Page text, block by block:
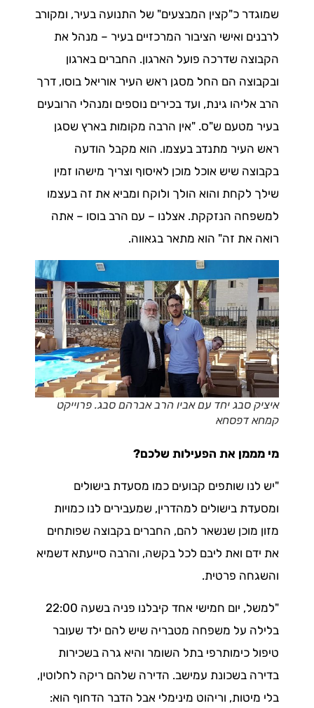
שמוגדר כ"קצין המבצעים" של התנועה בעיר, ומקורב
לרבנים ואישי הציבור המרכזיים בעיר – מנהל את
הקבוצה שדרכה פועל הארגון. החברים בארגון
ובקבוצה הם החל מסגן ראש העיר אוריאל בוסו, דרך
הרב אליהו גינת, ועד בכירים נוספים ומנהלי הרובעים
בעיר מטעם ש"ס. "אין הרבה מקומות בארץ שסגן
ראש העיר מתנדב בעצמו. הוא מקבל הודעה
בקבוצה שיש אוכל מוכן לאיסוף וצריך מישהו זמין
שילך לקחת והוא הולך ולוקח ומביא את זה בעצמו
למשפחה הנזקקת. אצלנו – עם הרב בוסו – אתה
רואה את זה" הוא מתאר בגאווה.
איציק סבג יחד עם אביו הרב אברהם סבג. פרוייקט
קמחא דפסחא
מי מממן את הפעילות שלכם?
"יש לנו שותפים קבועים כמו מסעדת בישולים
ומסעדת בישולים למהדרין, שמעבירים לנו כמויות
מזון מוכן שנשאר להם, החברים בקבוצה שפותחים
את ידם ואת ליבם לכל בקשה, והרבה סייעתא דשמיא
והשגחה פרטית.
"למשל, יום חמישי אחד קיבלנו פניה בשעה 22:00
בלילה על משפחה מטבריה שיש להם ילד שעובר
טיפול כימותרפי בתל השומר והיא גרה בשכירות
בדירה בשכונת עמישב. הדירה שלהם ריקה לחלוטין,
בלי מיטות, וריהוט מינימלי אבל הדבר הדחוף הוא: